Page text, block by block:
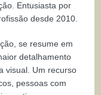
Entusiasta por
desde 2010.
se resume em
detalhamento
visual. Um recurso
pessoas com